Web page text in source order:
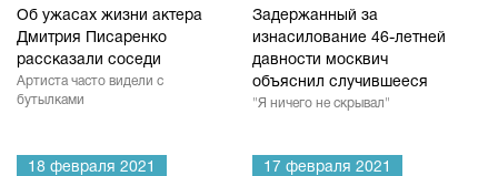
Об ужасах жизни актера
Дмитрия Писаренко
рассказали соседи
Артиста часто видели с
бутылками
Задержанный за
изнасилование 46-летней
давности москвич
объяснил случившееся
"Я ничего не скрывал"
18 февраля 2021 17 февраля 2021